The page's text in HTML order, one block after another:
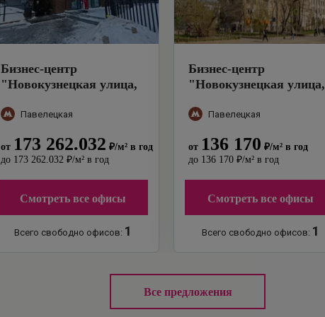
Бизнес-центр
"Новокузнецкая улица,
Павелецкая
от 173 262.032 ₽/м² в год
до 173 262.032 ₽/м² в год
Смотреть все офисы
Всего свободно офисов: 1
Бизнес-центр
"Новокузнецкая улица,
Павелецкая
от 136 170 ₽/м² в год
до 136 170 ₽/м² в год
Смотреть все офисы
Всего свободно офисов: 1
Все предложения